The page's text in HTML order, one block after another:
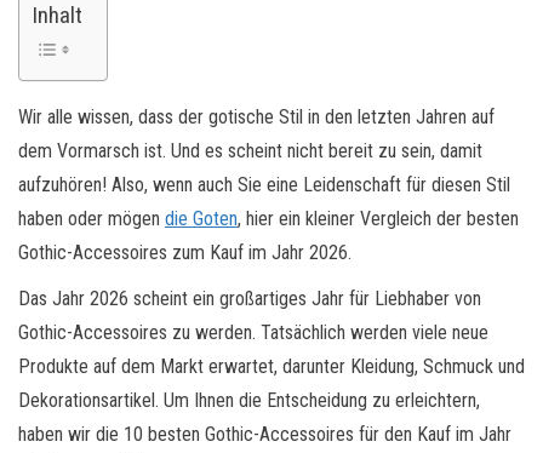
Inhalt
Wir alle wissen, dass der gotische Stil in den letzten Jahren auf
dem Vormarsch ist. Und es scheint nicht bereit zu sein, damit
aufzuhören! Also, wenn auch Sie eine Leidenschaft für diesen Stil
haben oder mögen die Goten, hier ein kleiner Vergleich der besten
Gothic-Accessoires zum Kauf im Jahr 2026.
Das Jahr 2026 scheint ein großartiges Jahr für Liebhaber von
Gothic-Accessoires zu werden. Tatsächlich werden viele neue
Produkte auf dem Markt erwartet, darunter Kleidung, Schmuck und
Dekorationsartikel. Um Ihnen die Entscheidung zu erleichtern,
haben wir die 10 besten Gothic-Accessoires für den Kauf im Jahr